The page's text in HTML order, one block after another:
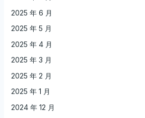
2025 年 6 月
2025 年 5 月
2025 年 4 月
2025 年 3 月
2025 年 2 月
2025 年 1 月
2024 年 12 月